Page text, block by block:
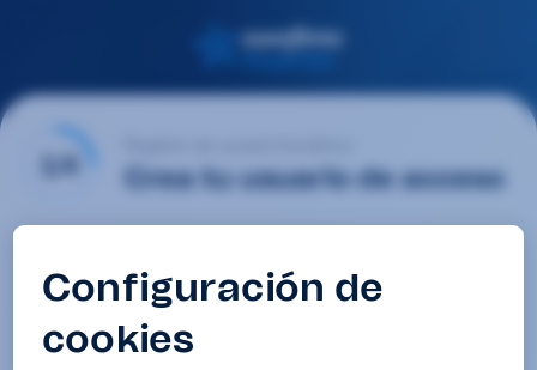
1/4 Crea tu usuario de acceso
Contraseña